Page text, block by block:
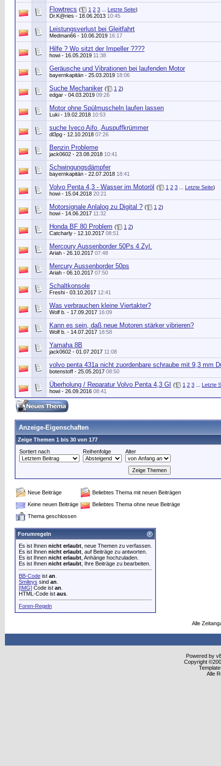
Flowtrecs ( 1 2 3 Letzte Seite)
Dr.K@ries - 18.06.2013 10:45
Leistungsverlust bei Gleitfahrt
Medman66 - 10.06.2019 16:17
Hilfe ? Wo sitzt der Impeller ????
howi - 16.05.2019 11:38
Geräusche und Vibrationen bei laufenden Motor
bayernkapitän - 25.03.2019 18:06
Suche Mechaniker ( 1 2)
edgar - 04.03.2019 09:26
Motor ohne Spülmuscheln laufen lassen
Luki - 19.02.2018 10:53
suche Iveco Aifo ,Auspuffkrümmer
dl3pg - 12.10.2018 07:26
Benzin Probleme
jack0602 - 23.08.2018 10:41
Schwingungsdämpfer
bayernkapitän - 22.07.2018 18:41
Volvo Penta 4,3 - Wasser im Motoröl ( 1 2 3 Letzte Seite)
howi - 15.04.2018 20:21
Motorsignale Anlalog zu Digital ? ( 1 2)
howi - 14.06.2017 11:32
Honda BF 80 Problem ( 1 2)
Catcharly - 12.10.2017 08:51
Mercoury Aussenborder 50Ps 4 Zyl.
Ariah - 26.10.2017 07:48
Mercury Aussenborder 50ps
Ariah - 06.10.2017 07:50
Schaltkonsole
Freshi - 03.10.2017 12:41
Was verbrauchen kleine Viertakter?
Wolf b. - 17.09.2017 16:09
Kann es sein, daß neue Motoren stärker vibrieren?
Wolf b. - 14.07.2017 18:58
Yamaha 8B
jack0602 - 01.07.2017 11:08
volvo penta 431a nicht zuordenbare schraube mit 9,3 mm
botenstoff - 25.05.2017 08:50
Überholung / Reparatur Volvo Penta 4,3 GI ( 1 2 3
Letzte
howi - 26.09.2016 08:41
Anzeige-Eigenschaften
Zeige Themen 1 bis 30 von 177
Sortiert nach
Reihenfolge Alter
Neue Beiträge
Beliebtes Thema mit neuen Beiträgen
Keine neuen Beiträge
Beliebtes Thema ohne neue Beiträge
Thema geschlossen
Forumregeln
Es ist Ihnen nicht erlaubt , neue Themen zu verfassen.
Es ist Ihnen nicht erlaubt , auf Beiträge zu antworten.
Es ist Ihnen nicht erlaubt , Anhänge hochzuladen.
Es ist Ihnen nicht erlaubt , Ihre Beiträge zu bearbeiten.
BB-Code ist an
Smileys sind an
[IMG] Code ist an
HTML-Code ist aus
Foren-Regeln
Alle
Powered by
Copyright
Alle